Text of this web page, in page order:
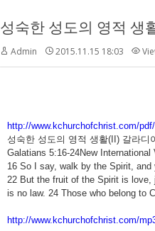
성숙한 성도의 영적 생
Admin 2015.11.15 18:03
http://www.kchurchofchrist.com/
성숙한 성도의 영적 생활(II) 갈라디
Galatians 5:16-24New International
16 So I say, walk by the Spirit,
22 But the fruit of the Spirit is love,
is no law. 24 Those who belong to
http://www.kchurchofchrist.com/